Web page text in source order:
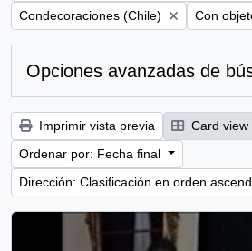
Remove filter:
Condecoraciones (Chile) Remove
Con
Opciones avanzadas de
Imprimir vista previa Card view
Ordenar por: Fecha final
Dirección: Clasificación en orden